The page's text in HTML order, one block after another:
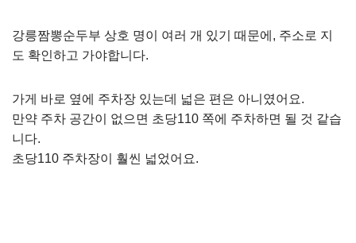
강릉짬뽕순두부 상호 명이 여러 개 있기 때문에, 주소로 지
도 확인하고 가야합니다.
가게 바로 옆에 주차장 있는데 넓은 편은 아니였어요.
만약 주차 공간이 없으면 초당110 쪽에 주차하면 될 것 같습
니다.
초당110 주차장이 훨씬 넓었어요.